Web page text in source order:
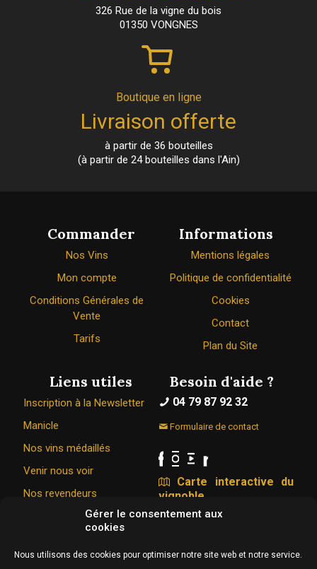
Gérer le consentement aux
cookies
Nous utilisons des cookies pour optimiser notre site web et notre service.
326 Rue de la vigne du bois
01350 VONGNES
Boutique en ligne
Livraison offerte
à partir de 36 bouteilles
(à partir de 24 bouteilles dans l'Ain)
Commander
Nos Vins
Mon compte
Conditions Générales de
Vente
Tarifs
Informations
Mentions légales
Politique de confidentialité
Cookies
Contact
Plan du Site
Liens utiles
Inscription à la Newsletter
Manicle
Nos vins médaillés
Venir nous voir
Nos revendeurs
Besoin d'aide ?
04 79 87 92 32
Formulaire de contact
Carte interactive du
vignoble
Le Caveau Bugiste © 1967 - 2026
326 Rue de la vigne du bois 01350 VONGNES